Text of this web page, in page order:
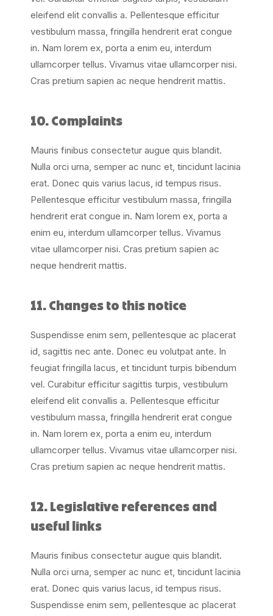
eleifend elit convallis a. Pellentesque efficitur
vestibulum massa, fringilla hendrerit erat congue
in. Nam lorem ex, porta a enim eu, interdum
ullamcorper tellus. Vivamus vitae ullamcorper nisi.
Cras pretium sapien ac neque hendrerit mattis.
10. Complaints
Mauris finibus consectetur augue quis blandit.
Nulla orci urna, semper ac nunc et, tincidunt lacinia
erat. Donec quis varius lacus, id tempus risus.
Pellentesque efficitur vestibulum massa, fringilla
hendrerit erat congue in. Nam lorem ex, porta a
enim eu, interdum ullamcorper tellus. Vivamus
vitae ullamcorper nisi. Cras pretium sapien ac
neque hendrerit mattis.
11. Changes to this notice
Suspendisse enim sem, pellentesque ac placerat
id, sagittis nec ante. Donec eu volutpat ante. In
feugiat fringilla lacus, et tincidunt turpis bibendum
vel. Curabitur efficitur sagittis turpis, vestibulum
eleifend elit convallis a. Pellentesque efficitur
vestibulum massa, fringilla hendrerit erat congue
in. Nam lorem ex, porta a enim eu, interdum
ullamcorper tellus. Vivamus vitae ullamcorper nisi.
Cras pretium sapien ac neque hendrerit mattis.
12. Legislative references and
useful links
Mauris finibus consectetur augue quis blandit.
Nulla orci urna, semper ac nunc et, tincidunt lacinia
erat. Donec quis varius lacus, id tempus risus.
Suspendisse enim sem, pellentesque ac placerat